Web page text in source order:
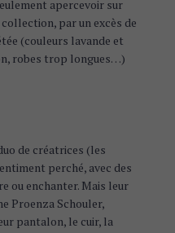
apercevoir sur
par un excès de
(couleurs lavande et
robes trop longues…)
de créatrices (les
perché, avec des
ou enchanter. Mais leur
Proenza Schouler,
pantalon, le cuir, la